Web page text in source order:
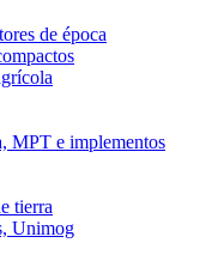
de época
MPT e implementos
tierra
Unimog